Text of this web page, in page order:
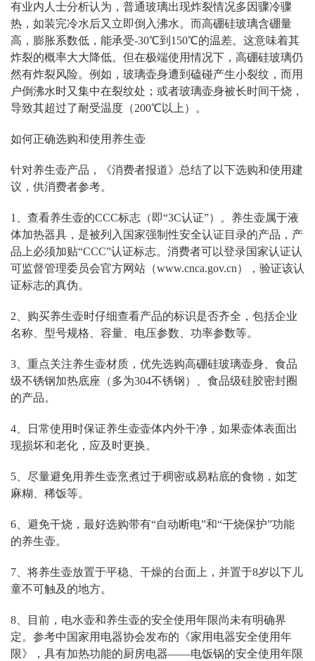
有业内人士分析认为，普通玻璃出现炸裂情况多因骤冷骤
热，如装完冷水后又立即倒入沸水。而高硼硅玻璃含硼量
高，膨胀系数低，能承受-30℃到150℃的温差。这意味着其
炸裂的概率大大降低。但在极端使用情况下，高硼硅玻璃仍
然有炸裂风险。例如，玻璃壶身遭到磕碰产生小裂纹，而用
户倒沸水时又集中在裂纹处；或者玻璃壶身被长时间干烧，
导致其超过了耐受温度（200℃以上）。
如何正确选购和使用养生壶
针对养生壶产品，《消费者报道》总结了以下选购和使用建
议，供消费者参考。
1、查看养生壶的CCC标志（即“3C认证”）。养生壶属于液
体加热器具，是被列入国家强制性安全认证目录的产品，产
品上必须加贴“CCC”认证标志。消费者可以登录国家认证认
可监督管理委员会官方网站（www.cnca.gov.cn），验证该认
证标志的真伪。
2、购买养生壶时仔细查看产品的标识是否齐全，包括企业
名称、型号规格、容量、电压参数、功率参数等。
3、重点关注养生壶材质，优先选购高硼硅玻璃壶身、食品
级不锈钢加热底座（多为304不锈钢）、食品级硅胶密封圈
的产品。
4、日常使用时保证养生壶壶体内外干净，如果壶体表面出
现损坏和老化，应及时更换。
5、尽量避免用养生壶烹煮过于稠密或易粘底的食物，如芝
麻糊、稀饭等。
6、避免干烧，最好选购带有“自动断电”和“干烧保护”功能
的养生壶。
7、将养生壶放置于平稳、干燥的台面上，并置于8岁以下儿
童不可触及的地方。
8、目前，电水壶和养生壶的安全使用年限尚未有明确界
定。参考中国家用电器协会发布的《家用电器安全使用年
限》，具有加热功能的厨房电器——电饭锅的安全使用年限